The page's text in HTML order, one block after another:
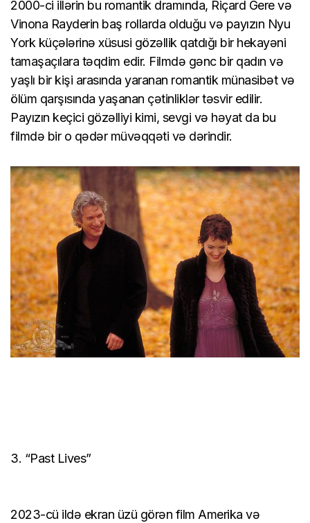
2000-ci illərin bu romantik dramında, Riçard Gere və
Vinona Rayderin baş rollarda olduğu və payızın Nyu
York küçələrinə xüsusi gözəllik qatdığı bir hekayəni
tamaşaçılara təqdim edir. Filmdə gənc bir qadın və
yaşlı bir kişi arasında yaranan romantik münasibət və
ölüm qarşısında yaşanan çətinliklər təsvir edilir.
Payızın keçici gözəlliyi kimi, sevgi və həyat da bu
filmdə bir o qədər müvəqqəti və dərindir.
3. “Past Lives”
2023-cü ildə ekran üzü görən film Amerika və